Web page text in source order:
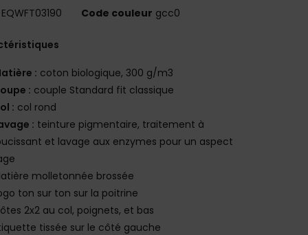
EQWFT03190 Code couleur gcc0
: coton biologique, 300 g/m3
: couple Standard fit classique
: col rond
: teinture pigmentaire, traitement à
et lavage aux enzymes pour un aspect
molletonnée brossée
ton sur ton sur la poitrine
2x2 au col, poignets, et bas
tissée sur le côté gauche